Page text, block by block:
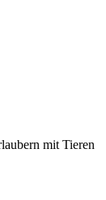
mit Tieren